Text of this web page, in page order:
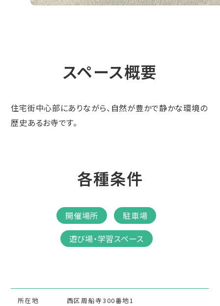
スペース概要
住宅街中心部にありながら、自然が豊かで静かな環境の
歴史あるお寺です。
各種条件
開催場所
駐車場
遊び場・学習スペース
所在地 西区周船寺300番地1